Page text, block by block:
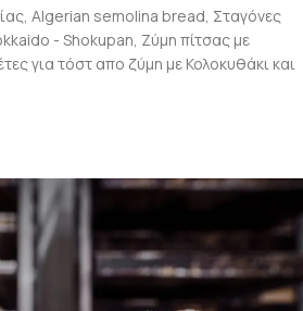
Algerian semolina bread, Σταγόνες
- Shokupan, Ζύμη πίτσας με
για τόστ απο ζύμη με Κολοκυθάκι και